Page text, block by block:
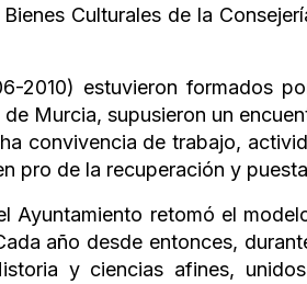
Culturales de la
estuvieron formados
Murcia, supusieron un
convivencia de trabajo,
pro de la recuperación y
Ayuntamiento retomó el
año desde entonces,
y ciencias afines,